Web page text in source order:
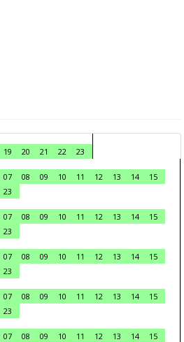
19 20 21 22
23
07 08 09 10 11 12 13 14
15
23
07 08 09 10 11 12 13 14
15
23
07 08 09 10 11 12 13 14
15
23
07 08 09 10 11 12 13 14
15
23
07 08 09 10 11 12 13 14
15